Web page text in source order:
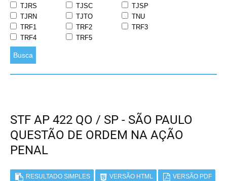
TJRS
TJSC
TJSP
TJRN
TJTO
TNU
TRF1
TRF2
TRF3
TRF4
TRF5
Busca
STF AP 422 QO / SP - SÃO PAULO
QUESTÃO DE ORDEM NA AÇÃO
PENAL
RESULTADO SIMPLES VERSÃO HTML VERSÃO PDF